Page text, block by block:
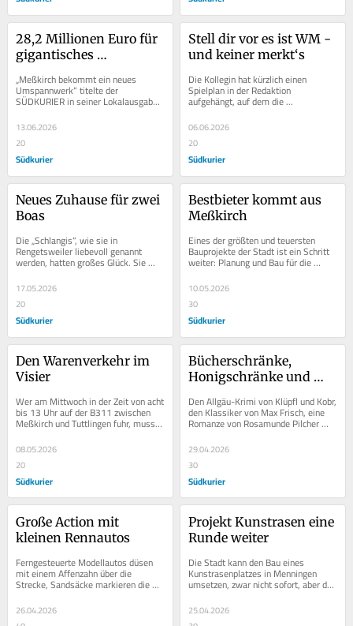
28,2 Millionen Euro für
gigantisches
Umspannwerk in
Meßkirch verspricht
Region
„Meßkirch bekommt ein neues
Umspannwerk“ titelte der
SÜDKURIER in seiner Lokalausgabe
am 17. März 2023. Bauherr des
neuen Umspannwerks ist die...
13.06.2026
20
Südkurier
Stell dir vor es ist WM -
und keiner merkt‘s
Die Kollegin hat kürzlich einen
Spielplan in der Redaktion
aufgehängt, auf dem die
Anstoßzeiten und Austragungsorte
sämtlicher Spiele der...
06.06.2026
20
Südkurier
Neues Zuhause für zwei
Boas
Die „Schlangis“, wie sie in
Rengetsweiler liebevoll genannt
werden, hatten großes Glück. Sie
bekamen die Namen Sahara und
Medusa und leben seit...
17.05.2026
20
Südkurier
Bestbieter kommt aus
Meßkirch
Eines der größten und teuersten
Bauprojekte der Stadt ist ein Schritt
weiter: Planung und Bau für die
schlüsselfertige Erstellung der
Räume für...
10.05.2026
30
Südkurier
Den Warenverkehr im
Visier
Wer am Mittwoch in der Zeit von acht
bis 13 Uhr auf der B311 zwischen
Meßkirch und Tuttlingen fuhr, musste
auf schnurgerader Strecke zunächst
auf 50...
08.05.2026
20
Südkurier
Bücherschränke,
Honigschränke und
floriert das
Büchertausch-Netz in
Den Allgäu-Krimi von Klüpfl und Kobr,
den Klassiker von Max Frisch, eine
Romanze von Rosamunde Pilcher
deutschen...
29.04.2026
30
Südkurier
Große Action mit
kleinen Rennautos
Ferngesteuerte Modellautos düsen
mit einem Affenzahn über die
Strecke, Sandsäcke markieren die
bockelharte Offroad-Piste, hier eine
Kehre, dort...
26.04.2026
Projekt Kunstrasen eine
Runde weiter
Die Stadt kann den Bau eines
Kunstrasenplatzes in Menningen
umsetzen, zwar nicht sofort, aber der
Antrag, in das
Bundesförderprogramm „Sanierung...
25.04.2026